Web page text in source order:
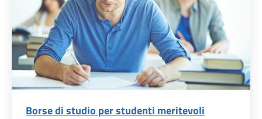
Borse di studio per studenti meritevoli